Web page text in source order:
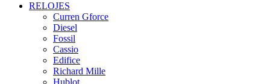
RELOJES
Curren Gforce
Diesel
Fossil
Cassio
Edifice
Richard Mille
Hublot